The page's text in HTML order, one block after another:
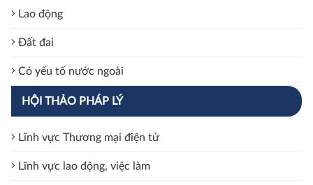
Lao động
Đất đai
Có yếu tố nước ngoài
HỘI THẢO PHÁP LÝ
Lĩnh vực Thương mại điện tử
Lĩnh vực lao động, việc làm